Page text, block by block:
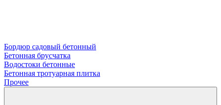
Бордюр садовый бетонный
Бетонная брусчатка
Водостоки бетонные
Бетонная тротуарная плитка
Прочее